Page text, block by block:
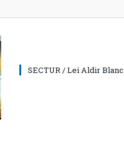
SECTUR / Lei Aldir Blanc